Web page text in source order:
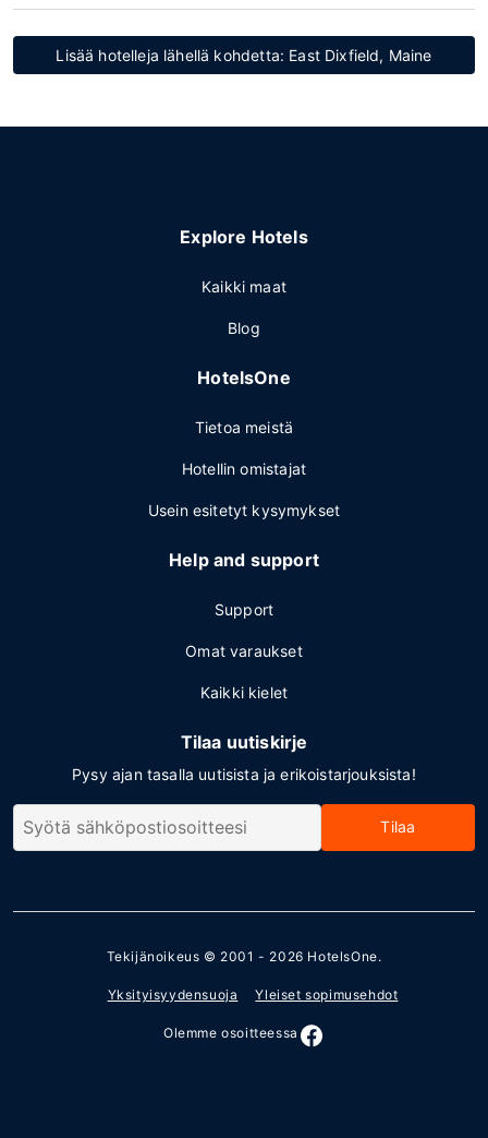
Lisää hotelleja lähellä kohdetta: East Dixfield, Maine
Explore Hotels
Kaikki maat
Blog
HotelsOne
Tietoa meistä
Hotellin omistajat
Usein esitetyt kysymykset
Help and support
Support
Omat varaukset
Kaikki kielet
Tilaa uutiskirje
Pysy ajan tasalla uutisista ja erikoistarjouksista!
Tilaa
Tekijänoikeus © 2001 - 2026 HotelsOne.
Yksityisyydensuoja Yleiset sopimusehdot
Olemme osoitteessa